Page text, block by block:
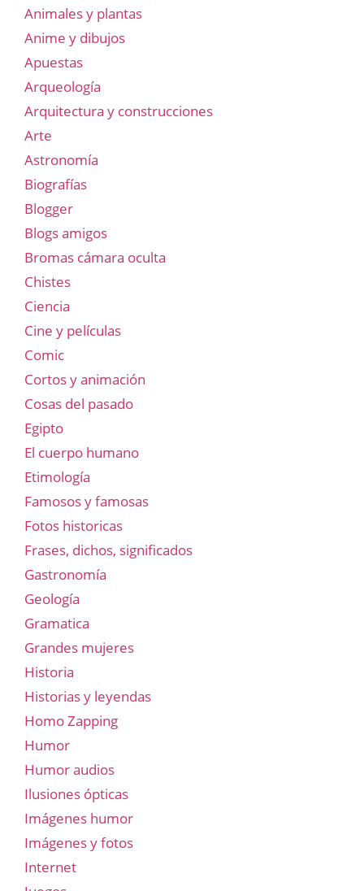
Animales y plantas
Anime y dibujos
Apuestas
Arqueología
Arquitectura y construcciones
Arte
Astronomía
Biografías
Blogger
Blogs amigos
Bromas cámara oculta
Chistes
Ciencia
Cine y películas
Comic
Cortos y animación
Cosas del pasado
Egipto
El cuerpo humano
Etimología
Famosos y famosas
Fotos historicas
Frases, dichos, significados
Gastronomía
Geología
Gramatica
Grandes mujeres
Historia
Historias y leyendas
Homo Zapping
Humor
Humor audios
Ilusiones ópticas
Imágenes humor
Imágenes y fotos
Internet